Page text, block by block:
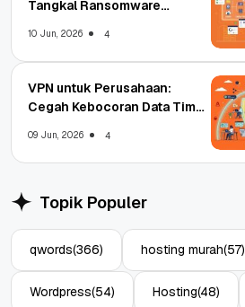
Tangkal Ransomware
10 Jun, 2026 4
VPN untuk Perusahaan:
Cegah Kebocoran Data Tim
09 Jun, 2026 4
Topik Populer
qwords(366) hosting murah(57)
Wordpress(54) Hosting(48)